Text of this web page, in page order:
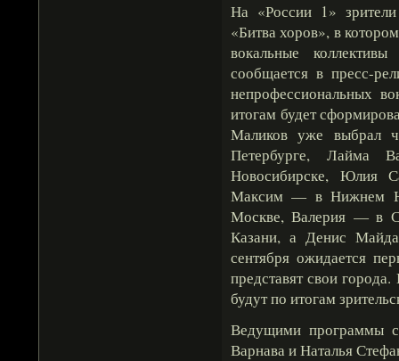
На «России 1»
«Битва хоров», в
вокальные
сообщается в пресс-
непрофессиональных
итогам будет
Маликов уже выбрал
Петербурге, Лайма
Новосибирске, Юлия
Максим — в Нижнем
Москве, Валерия — в
Казани, а Денис
сентября ожидается
представят свои
будут по итогам
Ведущими программы
Варнава и Наталья